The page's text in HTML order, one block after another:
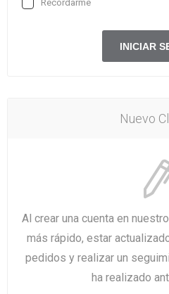
Recordarme
Nuevo
Al crear una cuenta en
más rápido, estar
pedidos y realizar un
ha realizado